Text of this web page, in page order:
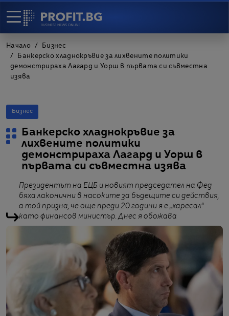
Начало
Бизнес
Банкерско хладнокръвие за лихвените политики
демонстрираха Лагард и Уорш в първата си съвместна
изява
Бизнес
Банкерско хладнокръвие за
лихвените политики
демонстрираха Лагард и Уорш в
първата си съвместна изява
Президентът на ЕЦБ и новият председател на Фед
бяха лаконични в насоките за бъдещите си действия,
а той призна, че още преди 20 години я е „харесал“
като финансов министър. Днес я обожава